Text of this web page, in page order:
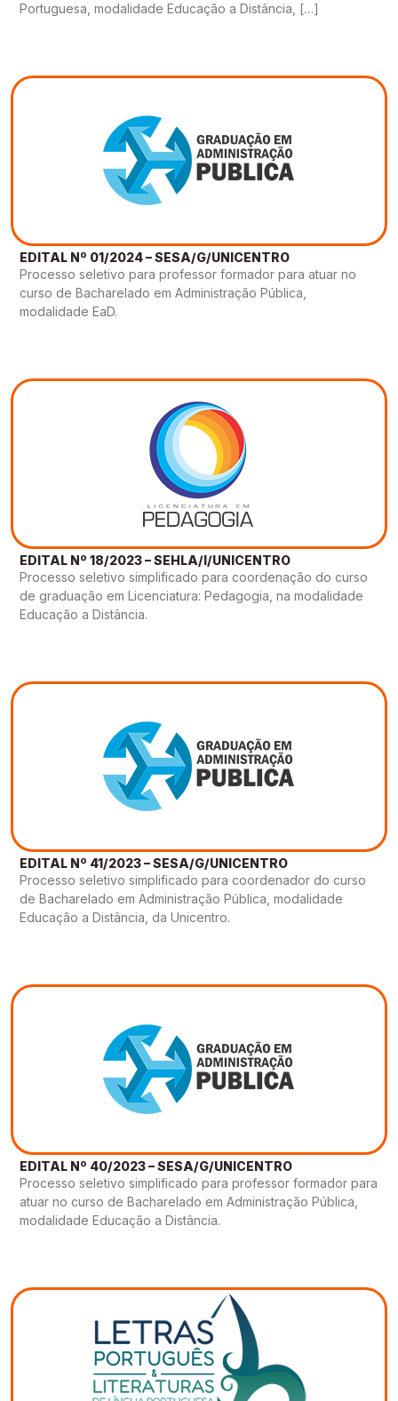
Portuguesa, modalidade Educação a Distância, […]
EDITAL Nº 01/2024 – SESA/G/UNICENTRO
Processo seletivo para professor formador para atuar no
curso de Bacharelado em Administração Pública,
modalidade EaD.
EDITAL Nº 18/2023 – SEHLA/I/UNICENTRO
Processo seletivo simplificado para coordenação do curso
de graduação em Licenciatura: Pedagogia, na modalidade
Educação a Distância.
EDITAL Nº 41/2023 – SESA/G/UNICENTRO
Processo seletivo simplificado para coordenador do curso
de Bacharelado em Administração Pública, modalidade
Educação a Distância, da Unicentro.
EDITAL Nº 40/2023 – SESA/G/UNICENTRO
Processo seletivo simplificado para professor formador para
atuar no curso de Bacharelado em Administração Pública,
modalidade Educação a Distância.